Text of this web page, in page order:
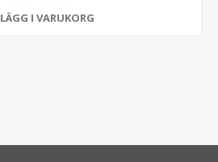
LÄGG I VARUKORG